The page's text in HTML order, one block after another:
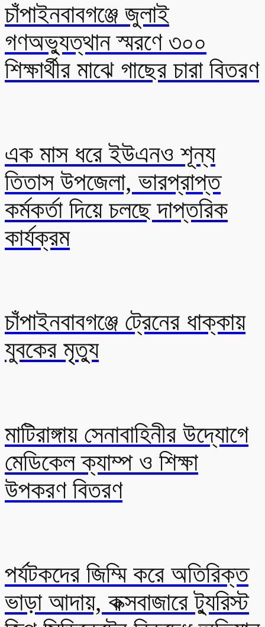
চাঁপাইনবাবগঞ্জে জুলাই
গণঅভ্যুত্থান স্মরণে ৩০০
শিক্ষার্থীর মাঝে গাছের চারা বিতরণ
এক মাস ধরে ইউএনও শূন্য
তিতাস উপজেলা, ভারপ্রাপ্ত
কর্মকর্তা দিয়ে চলছে দাপ্তরিক
কার্যক্রম
চাঁপাইনবাবগঞ্জে ট্রেনের ধাক্কায়
যুবকের মৃত্যু
মাটিরাঙ্গায় সেনাবাহিনীর উদ্যোগে
মেডিকেল ক্যাম্প ও শিক্ষা
উপকরণ বিতরণ
পর্যটকদের জিম্মি করে অতিরিক্ত
ভাড়া আদায়, কক্সবাজারে ট্যুরিস্ট